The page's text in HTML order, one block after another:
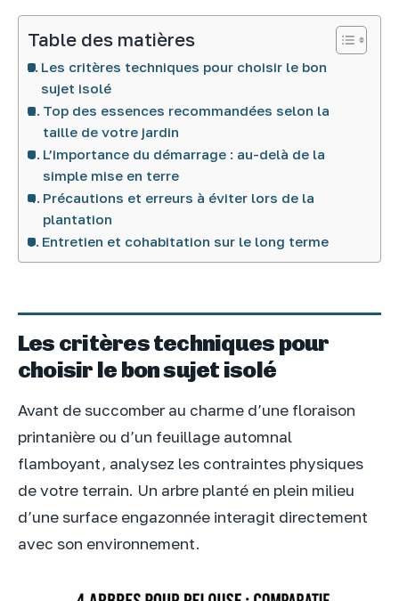
Table des matières
Les critères techniques pour choisir le bon
sujet isolé
Top des essences recommandées selon la
taille de votre jardin
L’importance du démarrage : au-delà de la
simple mise en terre
Précautions et erreurs à éviter lors de la
plantation
Entretien et cohabitation sur le long terme
Les critères techniques pour
choisir le bon sujet isolé
Avant de succomber au charme d’une floraison
printanière ou d’un feuillage automnal
flamboyant, analysez les contraintes physiques
de votre terrain. Un arbre planté en plein milieu
d’une surface engazonnée interagit directement
avec son environnement.